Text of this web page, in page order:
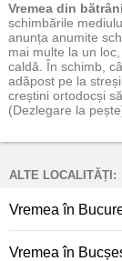
Vremea din
schimbările
anunța anumite
mai multe la un
caldă. În schimb,
adăpost pe la
creștini ortodocși
(Dezlegare la
ALTE LOCALITĂȚI:
Vremea în
Vremea în